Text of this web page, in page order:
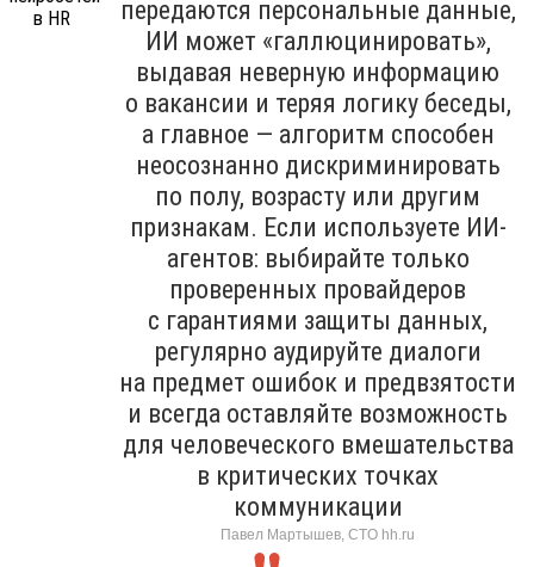
передаются персональные данные,
ИИ может «галлюцинировать»,
выдавая неверную информацию
о вакансии и теряя логику беседы,
а главное — алгоритм способен
неосознанно дискриминировать
по полу, возрасту или другим
признакам. Если используете ИИ-
агентов: выбирайте только
проверенных провайдеров
с гарантиями защиты данных,
регулярно аудируйте диалоги
на предмет ошибок и предвзятости
и всегда оставляйте возможность
для человеческого вмешательства
в критических точках
коммуникации
Павел Мартышев, CTO hh.ru